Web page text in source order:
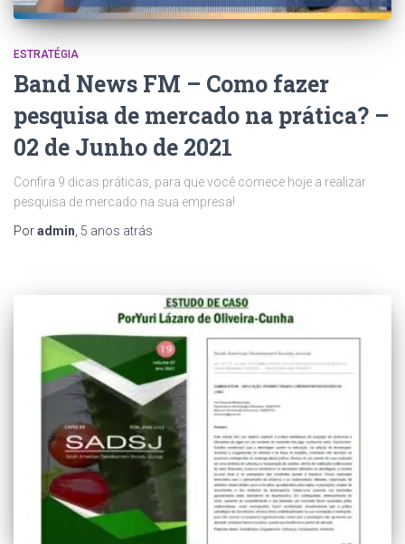
ESTRATÉGIA
Band News FM – Como fazer
pesquisa de mercado na prática? –
02 de Junho de 2021
Confira 9 dicas práticas, para que você comece hoje a realizar
pesquisa de mercado na sua empresa!
Poradmin 5 anos atrás